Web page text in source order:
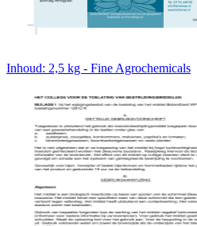
Inhoud: 2,5 kg - Fine Agrochemicals